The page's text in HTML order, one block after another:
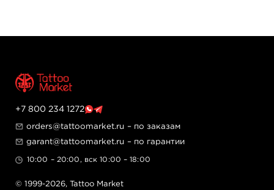
+7 800 234 1272
orders@tattoomarket.ru – по заказам
garant@tattoomarket.ru – по гарантии
10:00 – 20:00, вск 10:00 – 18:00
© 1999-2026, Tattoo Market